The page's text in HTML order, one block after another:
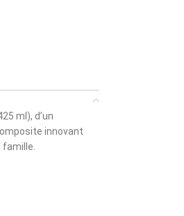
ml), d’un
innovant